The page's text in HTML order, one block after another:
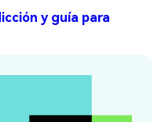
y guía para